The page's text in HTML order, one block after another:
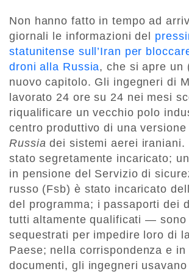
Non hanno fatto in tempo ad
giornali le informazioni del
statunitense sull’Iran per
droni alla Russia, che si apre un
nuovo capitolo. Gli ingegneri di
lavorato 24 ore su 24 nei mesi
riqualificare un vecchio polo
centro produttivo di una versione
Russia dei sistemi aerei iraniani.
stato segretamente incaricato;
in pensione del Servizio di
russo (Fsb) è stato incaricato
del programma; i passaporti dei
tutti altamente qualificati — sono
sequestrati per impedire loro di
Paese; nella corrispondenza e in
documenti, gli ingegneri